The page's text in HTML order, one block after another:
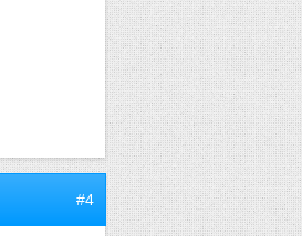
#4